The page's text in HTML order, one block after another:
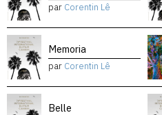
par Corentin Lê
Memoria
par Corentin Lê
Belle